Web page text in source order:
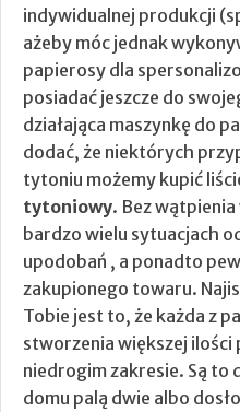
indywidualnej produkcji
ażeby móc jednak
papierosy dla
posiadać jeszcze do
działająca maszynkę do
dodać, że niektórych
tytoniu możemy kupić
tytoniowy. Bez
bardzo wielu sytuacjach
upodobań , a ponadto
zakupionego towaru.
Tobie jest to, że każda z
stworzenia większej
niedrogim zakresie. Są to
domu palą dwie albo